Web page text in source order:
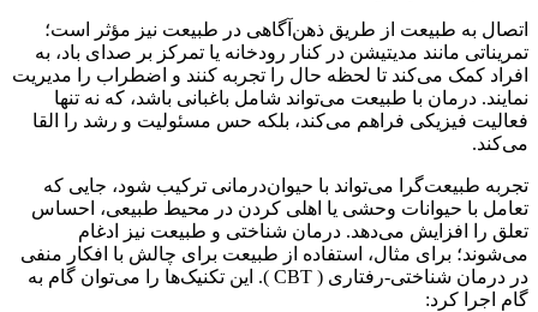
اتصال به طبیعت از طریق ذهن‌آگاهی در طبیعت نیز مؤثر است؛
تمریناتی مانند مدیتیشن در کنار رودخانه یا تمرکز بر صدای باد، به
افراد کمک می‌کند تا لحظه حال را تجربه کنند و اضطراب را مدیریت
نمایند. درمان با طبیعت می‌تواند شامل باغبانی باشد، که نه تنها
فعالیت فیزیکی فراهم می‌کند، بلکه حس مسئولیت و رشد را القا
می‌کند.
تجربه طبیعت‌گرا می‌تواند با حیوان‌درمانی ترکیب شود، جایی که
تعامل با حیوانات وحشی یا اهلی کردن در محیط طبیعی، احساس
تعلق را افزایش می‌دهد. درمان شناختی و طبیعت نیز ادغام
می‌شوند؛ برای مثال، استفاده از طبیعت برای چالش با افکار منفی
در درمان شناختی-رفتاری ( CBT ). این تکنیک‌ها را می‌توان گام به
گام اجرا کرد: